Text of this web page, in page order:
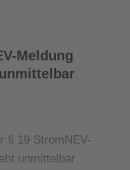
Meldung
§ 19 StromNEV-
unmittelbar